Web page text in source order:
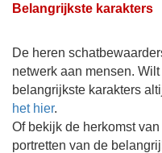
Belangrijkste karakters
De heren
netwerk aan mensen.
belangrijkste karakters
het hier.
Of bekijk de herkomst
portretten van de